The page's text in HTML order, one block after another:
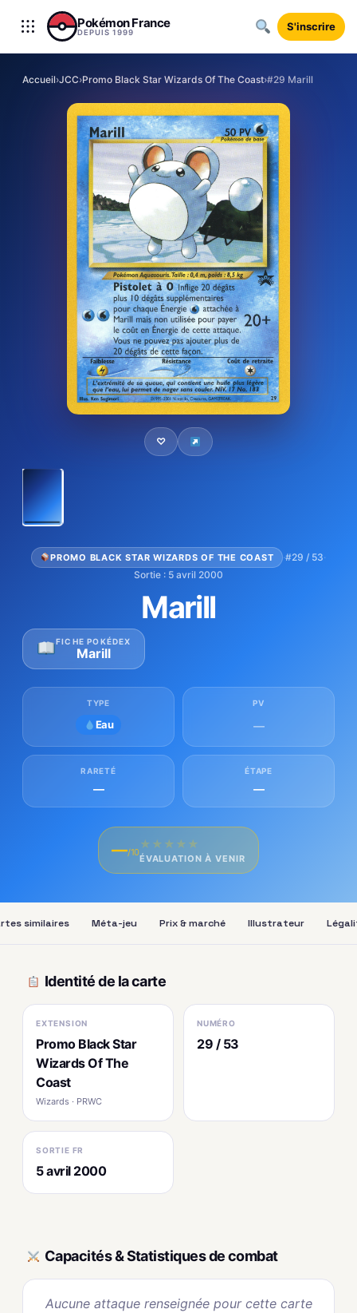
Aller au contenu
Pokémon France
DEPUIS 1999 S'inscrire
Accueil›JCC›Promo Black Star Wizards Of The Coast›#29 Marill
♡
PROMO BLACK STAR WIZARDS OF THE COAST ·#29 / 53·
Sortie : 5 avril 2000
Marill
FICHE POKÉDEX
Marill
TYPE
Eau
PV
—
RARETÉ
—
ÉTAPE
—
—/10
★ ★ ★ ★ ★
ÉVALUATION À VENIR
similaires Méta-jeu Prix & marché Illustrateur
Identité de la carte
EXTENSION
Promo Black Star
Wizards Of The
Coast
Wizards · PRWC
NUMÉRO
29 / 53
SORTIE FR
5 avril 2000
Capacités & Statistiques de combat
Aucune attaque renseignée pour cette carte